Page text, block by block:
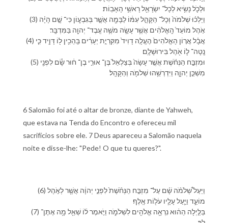
וּ⁠לְ⁠כֹ֛ל נָשִׂ֥יא לְ⁠כָל־ יִשְׂרָאֵ֖ל רָאשֵׁ֥י הָ⁠אָבֽוֹת׃
(3) וַ⁠יֵּלְכ֗וּ שְׁלֹמֹה֙ וְ⁠כָל־ הַ⁠קָּהָ֣ל עִמּ֔⁠וֹ לַ⁠בָּמָ֖ה אֲשֶׁ֣ר בְּ⁠גִבְע֑וֹן כִּי־ שָׁ֣ם הָיָ֗ה
אֹ֤הֶל מוֹעֵד֙ הָֽ⁠אֱלֹהִ֔ים אֲשֶׁ֥ר עָשָׂ֛ה מֹשֶׁ֥ה עֶֽבֶד־ יְהוָ֖ה בַּ⁠מִּדְבָּֽר׃
(4) אֲבָ֗ל אֲר֤וֹן הָ⁠אֱלֹהִים֙ הֶעֱלָ֤ה דָוִיד֙ מִ⁠קִּרְיַ֣ת יְעָרִ֔ים בַּֽ⁠הֵכִ֥ין ל֖⁠וֹ דָּוִ֑יד כִּ֧י
נָֽטָה־ ל֛⁠וֹ אֹ֖הֶל בִּ⁠ירוּשָׁלִָֽם׃
(5) וּ⁠מִזְבַּ֣ח הַ⁠נְּחֹ֗שֶׁת אֲשֶׁ֤ר עָשָׂה֙ בְּצַלְאֵל֙ בֶּן־ אוּרִ֣י בֶן־ ח֔וּר שָׂ֕ם לִ⁠פְנֵ֖י
מִשְׁכַּ֣ן יְהוָ֑ה וַ⁠יִּדְרְשֵׁ֥⁠הוּ שְׁלֹמֹ֖ה וְ⁠הַ⁠קָּהָֽל׃
6 Salomão foi até o altar de bronze, diante de Yahweh,
que estava na Tenda do Encontro e ofereceu mil
sacrifícios sobre ele. 7 Deus apareceu a Salomão naquela
noite e disse-lhe: "Pede! O que tu queres?".
(6) וַ⁠יַּעַל֩ שְׁלֹמֹ֨ה שָׁ֜ם עַל־ מִזְבַּ֤ח הַ⁠נְּחֹ֨שֶׁת֙ לִ⁠פְנֵ֣י יְהוָ֔ה אֲשֶׁ֖ר לְ⁠אֹ֣הֶל
מוֹעֵ֑ד וַ⁠יַּ֧עַל עָלָ֛י⁠ו עֹל֖וֹת אָֽלֶף׃
(7) בַּ⁠לַּ֣יְלָה הַ⁠ה֔וּא נִרְאָ֥ה אֱלֹהִ֖ים לִ⁠שְׁלֹמֹ֑ה וַ⁠יֹּ֣אמֶר ל֔⁠וֹ שְׁאַ֖ל מָ֥ה אֶתֶּן־